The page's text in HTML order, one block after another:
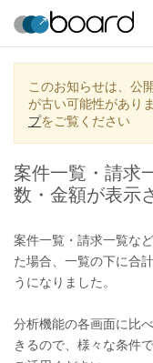
このお知らせは、公
が古い可能性があり
プをご覧ください
案件一覧・請求
数・金額が表示
案件一覧・請求一覧な
た場合、一覧の下に合
うになりました。
分析機能の各画面に比
きるので、様々な条件